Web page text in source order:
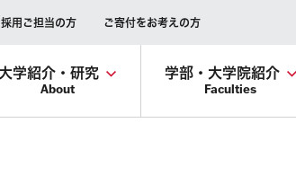
採用ご担当の方 ご寄付をお考えの方
大学紹介・研究
About
学部・大学院紹介
Faculties